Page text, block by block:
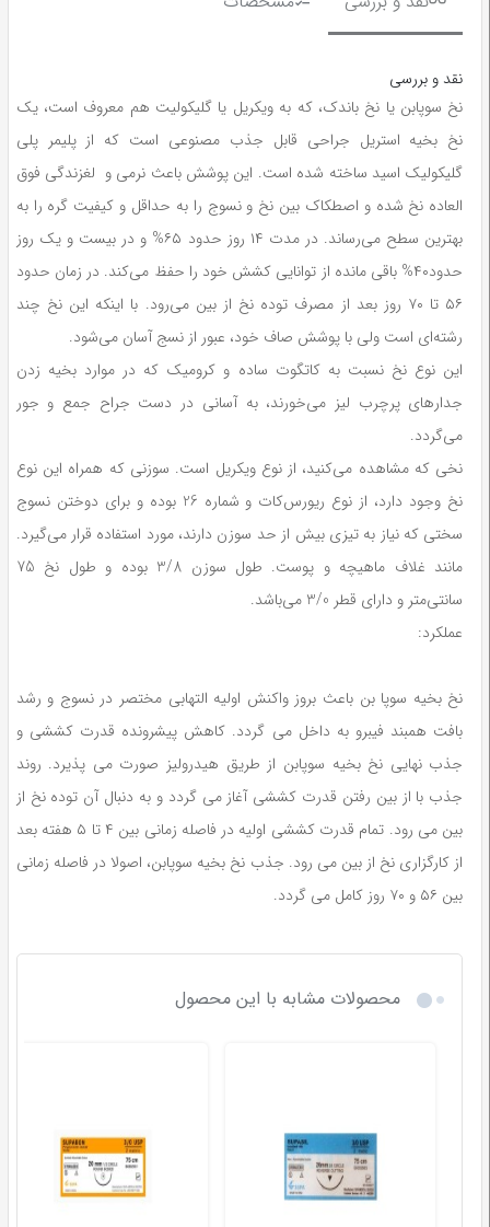
نقد و بررسی
نخ سوپابن یا نخ باندک، که به ویکریل یا گلیکولیت هم معروف است، یک
نخ بخیه استریل جراحی قابل جذب مصنوعی است که از پلیمر پلی
گلیکولیک اسید ساخته شده است. این پوشش باعث نرمی و لغزندگی فوق
العاده نخ شده و اصطکاک بین نخ و نسوج را به حداقل و کیفیت گره را به
بهترین سطح می‌رساند. در مدت ۱۴ روز حدود ۶۵% و در بیست و یک روز
حدود۴۰% باقی مانده از توانایی کشش خود را حفظ می‌کند. در زمان حدود
۵۶ تا ۷۰ روز بعد از مصرف توده نخ از بین می‌رود. با اینکه این نخ چند
رشته‌ای است ولی با پوشش صاف خود، عبور از نسج آسان می‌شود.
این نوع نخ نسبت به کاتگوت ساده و کرومیک که در موارد بخیه زدن
جدارهای پرچرب لیز می‌خورند، به آسانی در دست جراح جمع و جور
می‌گردد.
نخی که مشاهده می‌کنید، از نوع ویکریل است. سوزنی که همراه این نوع
نخ وجود دارد، از نوع ریورس‌کات و شماره 26 بوده و برای دوختن نسوج
سختی که نیاز به تیزی بیش از حد سوزن دارند، مورد استفاده قرار می‌گیرد.
مانند غلاف ماهیچه و پوست. طول سوزن 3/8 بوده و طول نخ 75
سانتی‌متر و دارای قطر 3/0 می‌باشد.
عملکرد:
نخ بخیه سوپا بن باعث بروز واکنش اولیه التهابی مختصر در نسوج و رشد
بافت همبند فیبرو به داخل می گردد. کاهش پیشرونده قدرت کششی و
جذب نهایی نخ بخیه سوپابن از طریق هیدرولیز صورت می پذیرد. روند
جذب با از بین رفتن قدرت کششی آغاز می گردد و به دنبال آن توده نخ از
بین می رود. تمام قدرت کششی اولیه در فاصله زمانی بین ۴ تا ۵ هفته بعد
از کارگزاری نخ از بین می رود. جذب نخ بخیه سوپابن، اصولا در فاصله زمانی
بین ۵۶ و ۷۰ روز کامل می گردد.
محصولات مشابه با این محصول